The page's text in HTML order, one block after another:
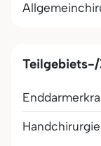
Teilgebiets-/
Handchirurgie